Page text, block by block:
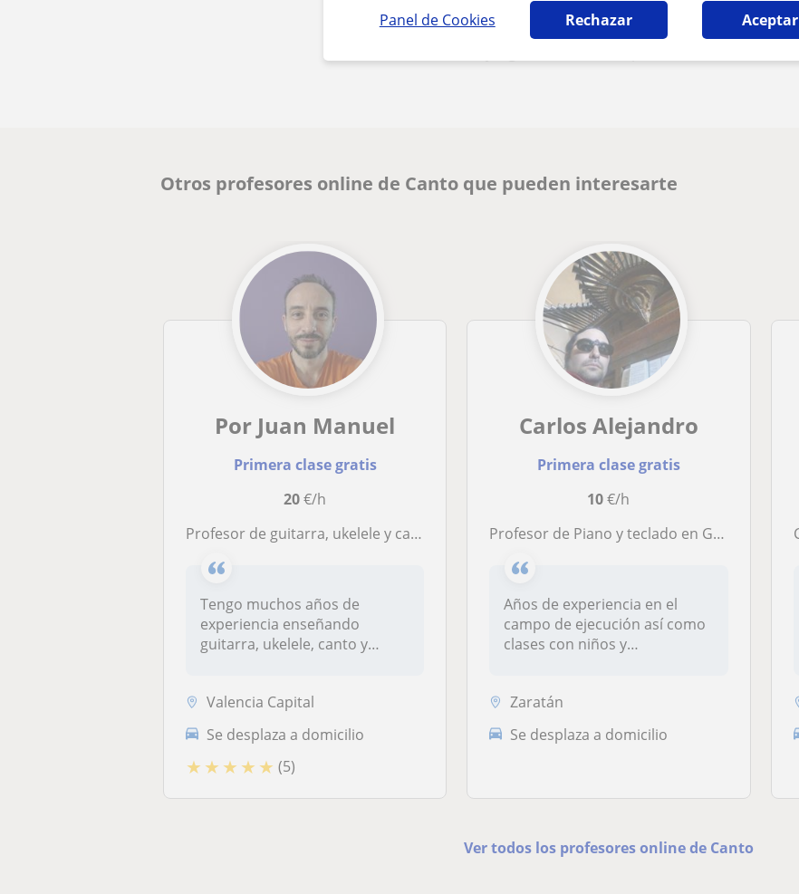
Panel de Cookies Rechazar Aceptar
Otros profesores online de Canto que pueden interesarte
Por Juan Manuel
Primera clase gratis
20€/h
Profesor de guitarra, ukelele y canto, iniciacion a la musica y composicion de canciones. Amplia experiencia trabajando con niños.
Tengo muchos años de
experiencia enseñando
guitarra, ukelele, canto y
Valencia Capital
Se desplaza a domicilio
★ ★ ★ ★ ★ (5)
Carlos Alejandro
Primera clase gratis
10€/h
Profesor de Piano y teclado en General. También se dan clases de violín, flauta dulce y canto
Años de experiencia en el
campo de ejecución así como
clases con niños y
Zaratán
Se desplaza a domicilio
Ver todos los profesores online de Canto